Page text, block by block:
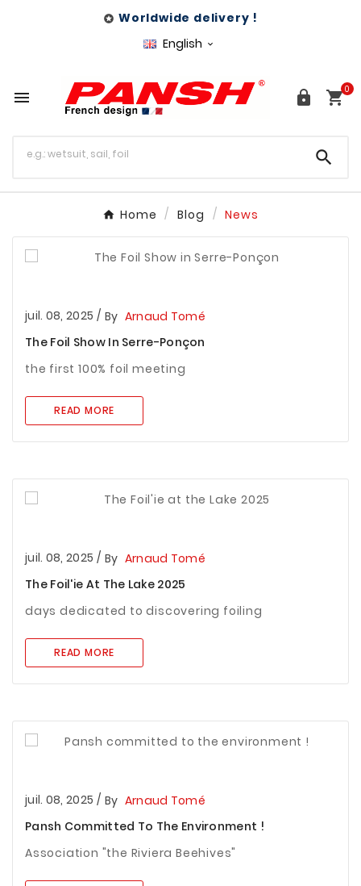
 Worldwide delivery !
English

  0

Home Blog News
juil. 08, 2025 / By Arnaud Tomé
The Foil Show In Serre-Ponçon
the first 100% foil meeting
READ MORE
juil. 08, 2025 / By Arnaud Tomé
The Foil'ie At The Lake 2025
days dedicated to discovering foiling
READ MORE
juil. 08, 2025 / By Arnaud Tomé
Pansh Committed To The Environment !
Association "the Riviera Beehives"